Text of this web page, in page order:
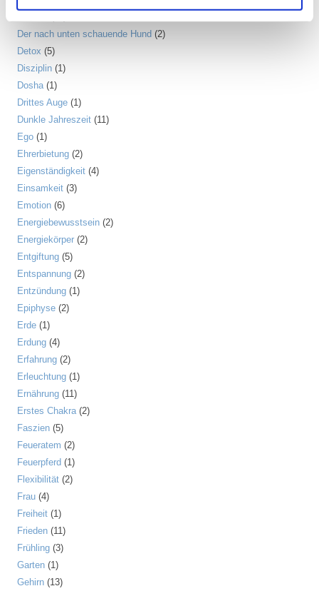
Der nach unten schauende Hund (2)
Detox (5)
Disziplin (1)
Dosha(1)
Drittes Auge (1)
Dunkle Jahreszeit (11)
Ego (1)
Ehrerbietung (2)
Eigenständigkeit (4)
Einsamkeit (3)
Emotion (6)
Energiebewusstsein (2)
Energiekörper (2)
Entgiftung (5)
Entspannung (2)
Entzündung (1)
Epiphyse (2)
Erde (1)
Erdung (4)
Erfahrung (2)
Erleuchtung (1)
Ernährung (11)
Erstes Chakra(2)
Faszien (5)
Feueratem (2)
Feuerpferd (1)
Flexibilität (2)
Frau (4)
Freiheit (1)
Frieden (11)
Frühling (3)
Garten (1)
Gehirn (13)